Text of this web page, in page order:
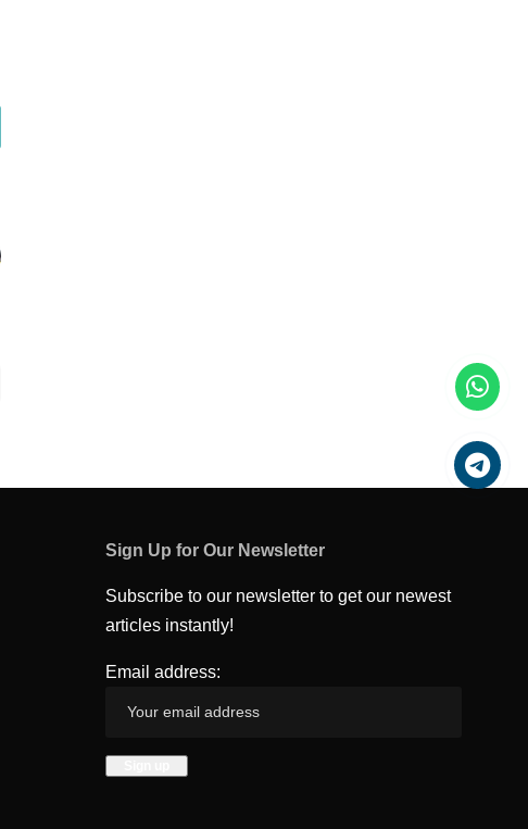
Sign Up for Our Newsletter
Subscribe to our newsletter to get our newest
articles instantly!
Email address: